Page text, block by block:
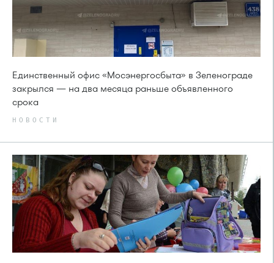
Единственный офис «Мосэнергосбыта» в Зеленограде
закрылся — на два месяца раньше объявленного
срока
НОВОСТИ